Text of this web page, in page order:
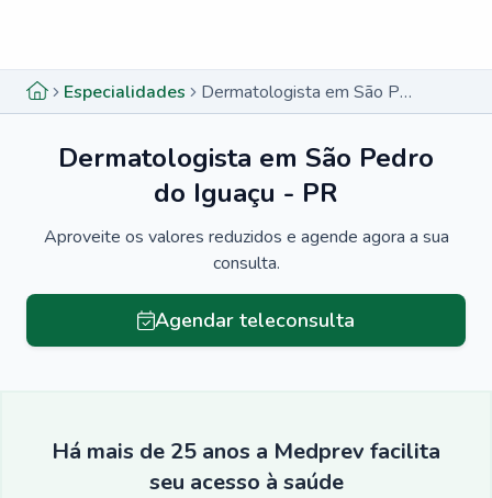
Especialidades Dermatologista em São Pedro do Iguaçu - PR
Dermatologista em São Pedro
do Iguaçu - PR
Aproveite os valores reduzidos e agende agora a sua
consulta.
Agendar teleconsulta
Há mais de 25 anos a Medprev facilita
seu acesso à saúde